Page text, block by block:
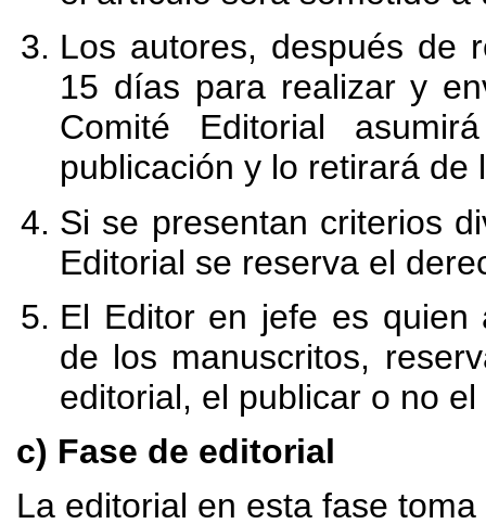
Los autores, después de
15 días para realizar y
Comité Editorial
publicación y lo retirará de
Si se presentan criterios
Editorial se reserva el
El Editor en jefe es quien
de los manuscritos,
editorial, el publicar o no
c) Fase de editorial
La editorial en esta fase